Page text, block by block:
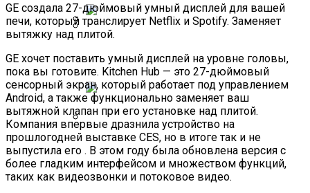
«Ошибка 1970» Дает Возможность
На Все 100% Вывести Из Строя IOS-
Устройство
России Продлили До Мая 2024
Любитель Приключенческого Туризма
Нашел В Америке Алмаз Весом 7.46
Карата
GE создала 27-дюймовый умный дисплей для вашей
печи, который транслирует Netflix и Spotify. Заменяет
вытяжку над плитой.
GE хочет поставить умный дисплей на уровне головы,
пока вы готовите. Kitchen Hub — это 27-дюймовый
сенсорный экран, который работает под управлением
Android, а также функционально заменяет ваш
вытяжной клапан при его установке над плитой.
Компания впервые дразнила устройство на
прошлогодней выставке CES, но в итоге так и не
выпустила его . В этом году была обновлена ​​версия с
более гладким интерфейсом и множеством функций,
таких как видеозвонки и потоковое видео.